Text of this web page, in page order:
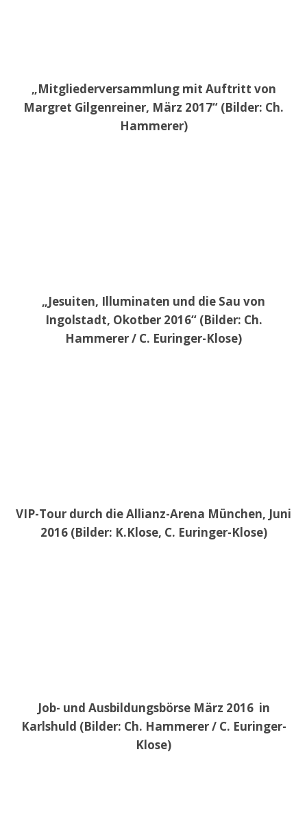
„Mitgliederversammlung mit Auftritt von
Margret Gilgenreiner, März 2017“ (Bilder: Ch.
Hammerer)
„Jesuiten, Illuminaten und die Sau von
Ingolstadt, Okotber 2016“ (Bilder: Ch.
Hammerer / C. Euringer-Klose)
VIP-Tour durch die Allianz-Arena München, Juni
2016 (Bilder: K.Klose, C. Euringer-Klose)
Job- und Ausbildungsbörse März 2016 in
Karlshuld (Bilder: Ch. Hammerer / C. Euringer-
Klose)